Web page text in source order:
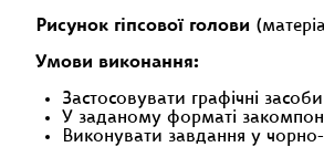
Рисунок гіпсової голови
Умови виконання:
Застосовувати графічні
У заданому форматі
Виконувати завдання у